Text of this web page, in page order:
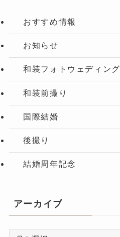
おすすめ情報
お知らせ
和装フォトウェディング
和装前撮り
国際結婚
後撮り
結婚周年記念
アーカイブ